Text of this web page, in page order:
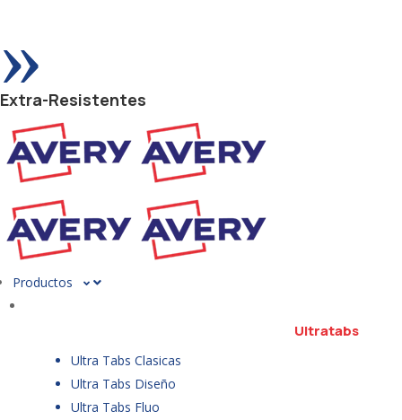
»
Extra-Resistentes
Productos
Ultratabs
Ultra Tabs Clasicas
Ultra Tabs Diseño
Ultra Tabs Fluo